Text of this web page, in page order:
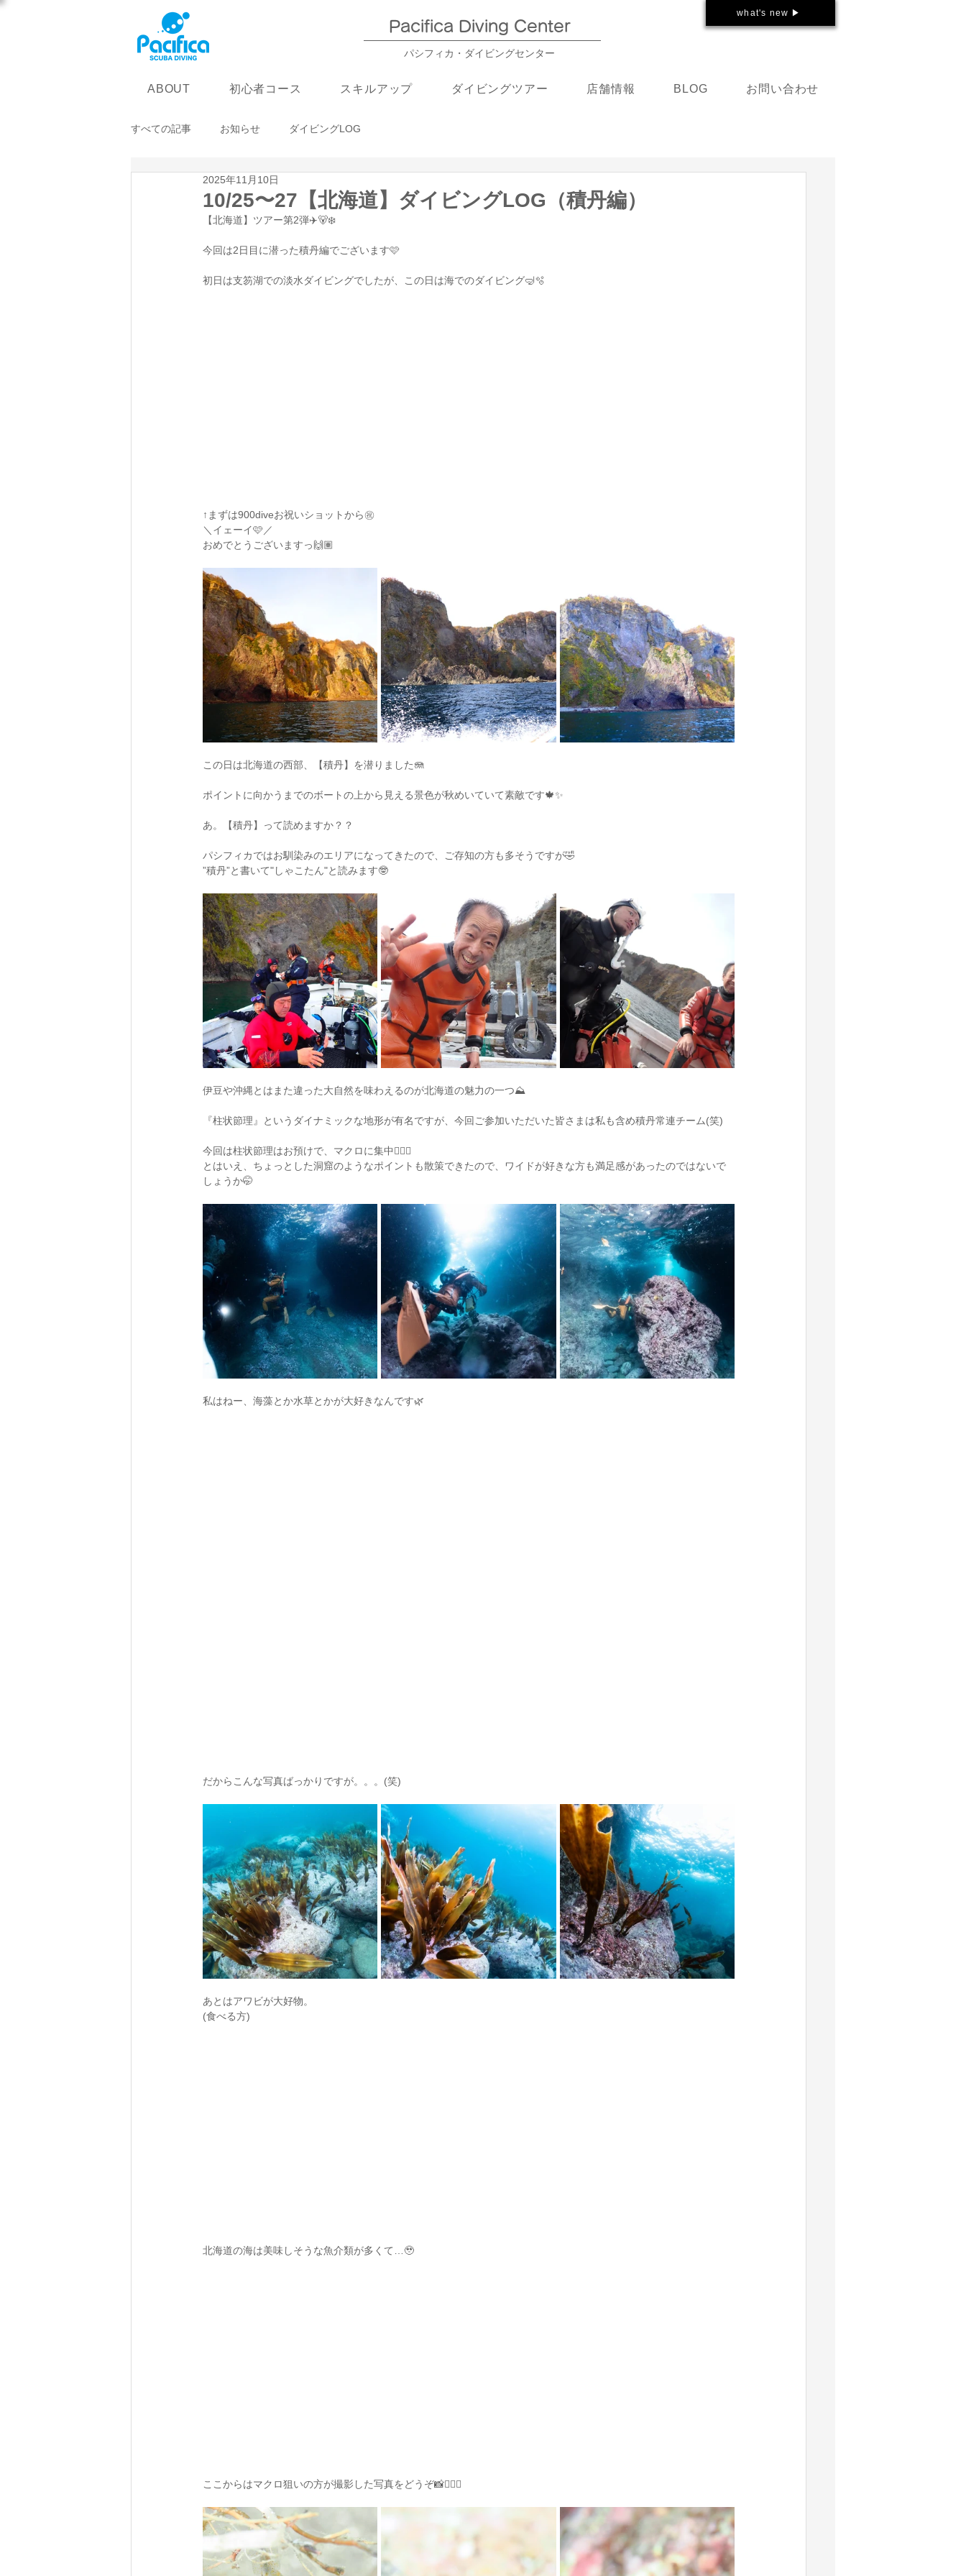
Pacifica Diving Center​
パシフィカ・ダイビングセンター
what's new ▶
ABOUT 初心者コース スキルアップ ダイビングツアー 店舗情報 BLOG お問い合わせ
すべての記事 お知らせ ダイビングLOG
10/25〜27【北海道】ダイビングLOG（積丹編）
2025年11月10日
【北海道】ツアー第2弾✈️🐻❄️
今回は2日目に潜った積丹編でございます🩷
初日は支笏湖での淡水ダイビングでしたが、この日は海でのダイビング🤿🫧
↑まずは900diveお祝いショットから㊗️
＼イェーイ🩷／
おめでとうございますっ🙌🏽
この日は北海道の西部、【積丹】を潜りました🪼
ポイントに向かうまでのボートの上から見える景色が秋めいていて素敵です🍁✨
あ。【積丹】って読めますか？？
パシフィカではお馴染みのエリアになってきたので、ご存知の方も多そうですが🤣
”積丹”と書いて"しゃこたん"と読みます🤓
伊豆や沖縄とはまた違った大自然を味わえるのが北海道の魅力の一つ⛰️
『柱状節理』というダイナミックな地形が有名ですが、今回ご参加いただいた皆さまは私も含め積丹常連チーム(笑)
今回は柱状節理はお預けで、マクロに集中🧘🏽‍♀️
とはいえ、ちょっとした洞窟のようなポイントも散策できたので、ワイドが好きな方も満足感があったのではないで
しょうか🤭
私はねー、海藻とか水草とかが大好きなんです🌿
だからこんな写真ばっかりですが。。。(笑)
あとはアワビが大好物。
(食べる方)
北海道の海は美味しそうな魚介類が多くて…🥹
ここからはマクロ狙いの方が撮影した写真をどうぞ📸💁🏽‍♀️